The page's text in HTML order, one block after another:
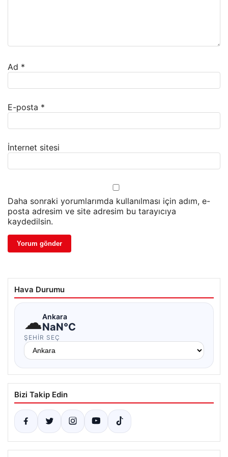
Ad *
E-posta *
İnternet sitesi
Daha sonraki yorumlarımda kullanılması için adım, e-
posta adresim ve site adresim bu tarayıcıya
kaydedilsin.
Hava Durumu
☁Ankara
NaN°C
ŞEHIR SEÇ
Bizi Takip Edin